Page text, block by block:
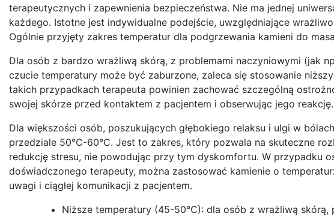
terapeutycznych i zapewnienia bezpieczeństwa. Nie ma jednej
każdego. Istotne jest indywidualne podejście, uwzględniające
Ogólnie przyjęty zakres temperatur dla podgrzewania kamieni do
Dla osób z bardzo wrażliwą skórą, z problemami naczyniowymi (jak
czucie temperatury może być zaburzone, zaleca się stosowanie
takich przypadkach terapeuta powinien zachować szczególną
swojej skórze przed kontaktem z pacjentem i obserwując jego reakcję.
Dla większości osób, poszukujących głębokiego relaksu i ulgi w
przedziale 50°C-60°C. Jest to zakres, który pozwala na skuteczne
redukcję stresu, nie powodując przy tym dyskomfortu. W przypadku
doświadczonego terapeuty, można zastosować kamienie o
uwagi i ciągłej komunikacji z pacjentem.
Niższe temperatury (45-50°C): dla osób z wrażliwą